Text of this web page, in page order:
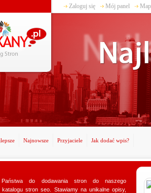
Zaloguj się Mój panel
Najnowsze Przyjaciele Jak dodać wpis?
Państwa do dodawania stron do naszego
katalogu stron seo. Stawiamy na unikalne opisy,
www.ministerstwogadzetow.com